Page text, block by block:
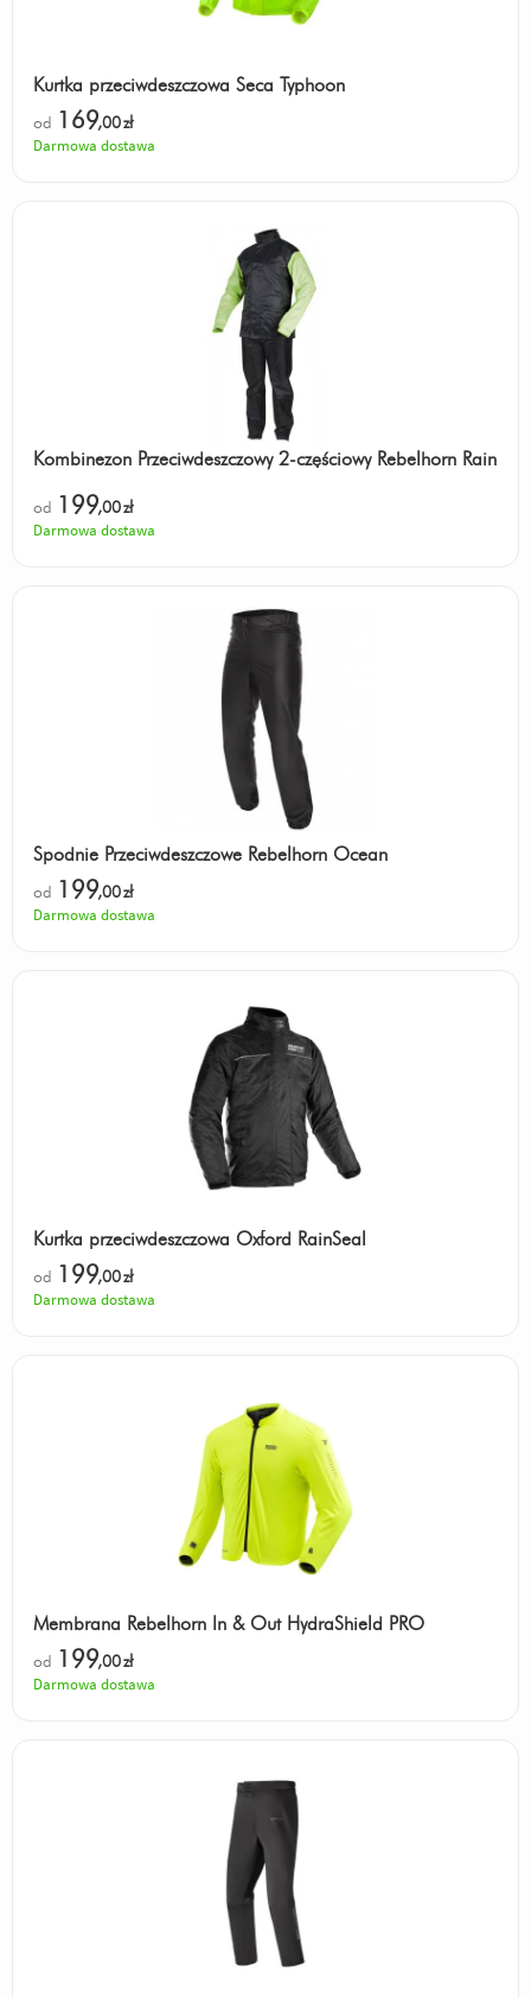
Kurtka przeciwdeszczowa Seca Typhoon
od 169,00zł
Darmowa dostawa
Kombinezon Przeciwdeszczowy 2-częściowy Rebelhorn Rain
od 199,00zł
Darmowa dostawa
Spodnie Przeciwdeszczowe Rebelhorn Ocean
od 199,00zł
Darmowa dostawa
Kurtka przeciwdeszczowa Oxford RainSeal
od 199,00zł
Darmowa dostawa
Membrana Rebelhorn In & Out HydraShield PRO
od 199,00zł
Darmowa dostawa